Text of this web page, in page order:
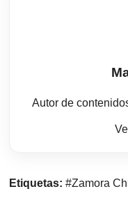
Autor de
Etiquetas: #Zamora